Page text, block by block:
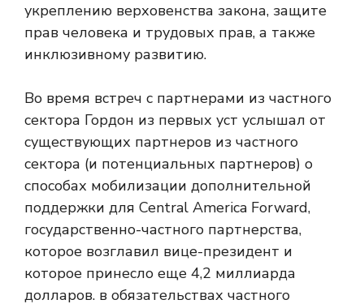
укреплению верховенства закона, защите
прав человека и трудовых прав, а также
инклюзивному развитию.
Во время встреч с партнерами из частного
сектора Гордон из первых уст услышал от
существующих партнеров из частного
сектора (и потенциальных партнеров) о
способах мобилизации дополнительной
поддержки для Central America Forward,
государственно-частного партнерства,
которое возглавил вице-президент и
которое принесло еще 4,2 миллиарда
долларов. в обязательствах частного